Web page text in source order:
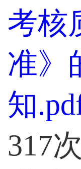
考核
准》
知
317次